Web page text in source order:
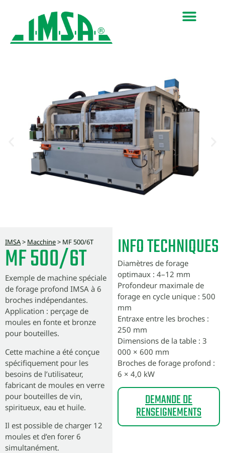
IMSA> Macchine> MF 500/6T
MF 500/6T
Exemple de machine spéciale
de forage profond IMSA à 6
broches indépendantes.
Application : perçage de
moules en fonte et bronze
pour bouteilles.
Cette machine a été conçue
spécifiquement pour les
besoins de l’utilisateur,
fabricant de moules en verre
pour bouteilles de vin,
spiritueux, eau et huile.
Il est possible de charger 12
moules et d’en forer 6
simultanément.
INFO TECHNIQUES
Diamètres de forage
optimaux : 4–12 mm
Profondeur maximale de
forage en cycle unique : 500
mm
Entraxe entre les broches :
250 mm
Dimensions de la table : 3
000 × 600 mm
Broches de forage profond :
6 × 4,0 kW
DEMANDE DE
RENSEIGNEMENTS